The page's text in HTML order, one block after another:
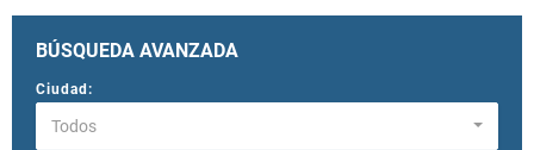
BÚSQUEDA AVANZADA
Ciudad:
Todos